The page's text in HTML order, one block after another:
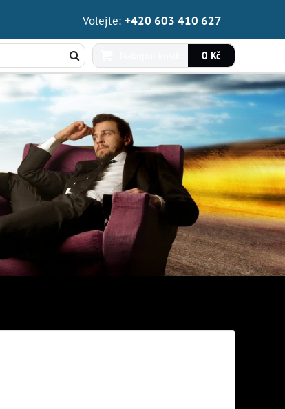
Volejte: +420 603 410 627
0 Kč